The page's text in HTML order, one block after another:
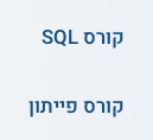
קורס אונליין
קורס SQL
קורס פייתון